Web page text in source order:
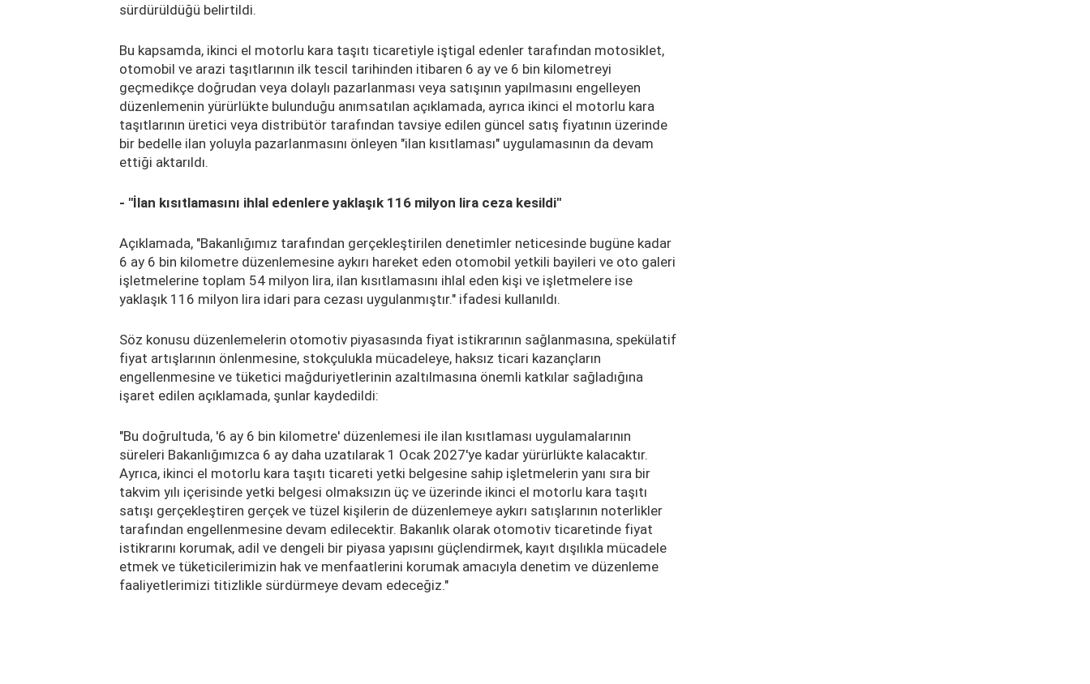
sürdürüldüğü belirtildi.
Bu kapsamda, ikinci el motorlu kara taşıtı ticaretiyle iştigal edenler tarafından motosiklet,
otomobil ve arazi taşıtlarının ilk tescil tarihinden itibaren 6 ay ve 6 bin kilometreyi
geçmedikçe doğrudan veya dolaylı pazarlanması veya satışının yapılmasını engelleyen
düzenlemenin yürürlükte bulunduğu anımsatılan açıklamada, ayrıca ikinci el motorlu kara
taşıtlarının üretici veya distribütör tarafından tavsiye edilen güncel satış fiyatının üzerinde
bir bedelle ilan yoluyla pazarlanmasını önleyen "ilan kısıtlaması" uygulamasının da devam
ettiği aktarıldı.
- "İlan kısıtlamasını ihlal edenlere yaklaşık 116 milyon lira ceza kesildi"
Açıklamada, "Bakanlığımız tarafından gerçekleştirilen denetimler neticesinde bugüne kadar
6 ay 6 bin kilometre düzenlemesine aykırı hareket eden otomobil yetkili bayileri ve oto galeri
işletmelerine toplam 54 milyon lira, ilan kısıtlamasını ihlal eden kişi ve işletmelere ise
yaklaşık 116 milyon lira idari para cezası uygulanmıştır." ifadesi kullanıldı.
Söz konusu düzenlemelerin otomotiv piyasasında fiyat istikrarının sağlanmasına, spekülatif
fiyat artışlarının önlenmesine, stokçulukla mücadeleye, haksız ticari kazançların
engellenmesine ve tüketici mağduriyetlerinin azaltılmasına önemli katkılar sağladığına
işaret edilen açıklamada, şunlar kaydedildi:
"Bu doğrultuda, '6 ay 6 bin kilometre' düzenlemesi ile ilan kısıtlaması uygulamalarının
süreleri Bakanlığımızca 6 ay daha uzatılarak 1 Ocak 2027'ye kadar yürürlükte kalacaktır.
Ayrıca, ikinci el motorlu kara taşıtı ticareti yetki belgesine sahip işletmelerin yanı sıra bir
takvim yılı içerisinde yetki belgesi olmaksızın üç ve üzerinde ikinci el motorlu kara taşıtı
satışı gerçekleştiren gerçek ve tüzel kişilerin de düzenlemeye aykırı satışlarının noterlikler
tarafından engellenmesine devam edilecektir. Bakanlık olarak otomotiv ticaretinde fiyat
istikrarını korumak, adil ve dengeli bir piyasa yapısını güçlendirmek, kayıt dışılıkla mücadele
etmek ve tüketicilerimizin hak ve menfaatlerini korumak amacıyla denetim ve düzenleme
faaliyetlerimizi titizlikle sürdürmeye devam edeceğiz."